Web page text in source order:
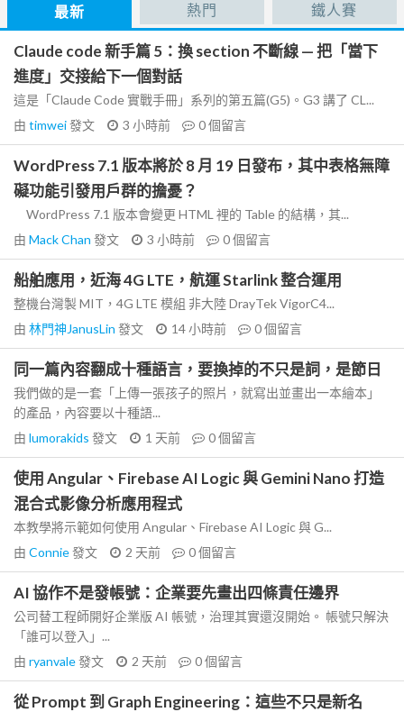
最新 熱門 鐵人賽
Claude code 新手篇 5：換 section 不斷線 — 把「當下
進度」交接給下一個對話
這是「Claude Code 實戰手冊」系列的第五篇(G5)。G3 講了 CL...
由 timwei發文 3 小時前 0個留言
WordPress 7.1 版本將於 8 月 19 日發布，其中表格無障
礙功能引發用戶群的擔憂？
WordPress 7.1 版本會變更 HTML 裡的 Table 的結構，其...
由 Mack Chan 發文 3 小時前 0個留言
船舶應用，近海 4G LTE，航運 Starlink 整合運用
整機台灣製 MIT，4G LTE 模組 非大陸 DrayTek VigorC4...
由 林門神JanusLin 發文 14 小時前 0個留言
同一篇內容翻成十種語言，要換掉的不只是詞，是節日
我們做的是一套「上傳一張孩子的照片，就寫出並畫出一本繪本」
的產品，內容要以十種語...
由 lumorakids 發文 1 天前 0個留言
使用 Angular、Firebase AI Logic 與 Gemini Nano 打造
混合式影像分析應用程式
本教學將示範如何使用 Angular、Firebase AI Logic 與 G...
由 Connie發文 2 天前 0個留言
AI 協作不是發帳號：企業要先畫出四條責任邊界
公司替工程師開好企業版 AI 帳號，治理其實還沒開始。 帳號只解決
「誰可以登入」...
由 ryanvale發文 2 天前 0個留言
從 Prompt 到 Graph Engineering：這些不只是新名